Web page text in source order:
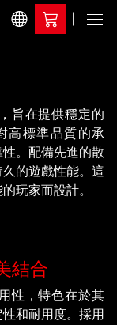
旨在提供穩定的
高標準品質的承
。配備先進的散
的遊戲性能。這
玩家而設計。
結合
性，特色在於其
和耐用度。採用